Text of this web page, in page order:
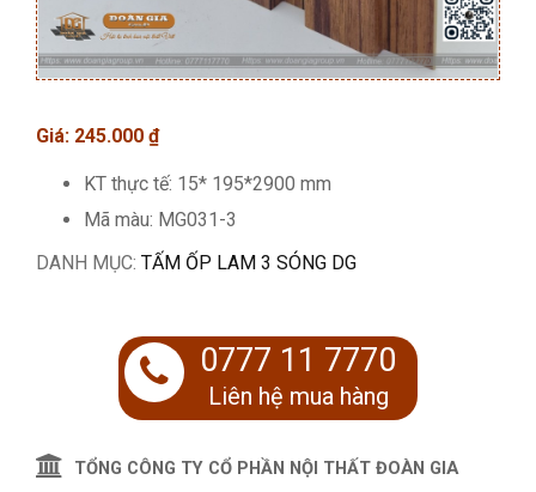
Giá: 245.000 ₫
KT thực tế: 15* 195*2900 mm
Mã màu: MG031-3
DANH MỤC: TẤM ỐP LAM 3 SÓNG DG
0777 11 7770
Liên hệ mua hàng
TỔNG CÔNG TY CỔ PHẦN NỘI THẤT ĐOÀN GIA